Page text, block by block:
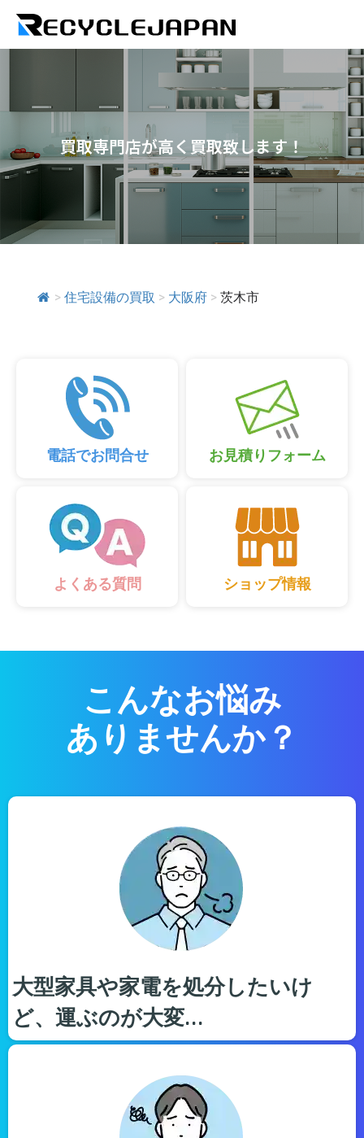
買取専門店が高く買取致します！
> 住宅設備の買取 > 大阪府 > 茨木市
電話でお問合せ お見積りフォーム
よくある質問 ショップ情報
こんなお悩み
ありませんか？
大型家具や家電を処分したいけ
ど、運ぶのが大変…